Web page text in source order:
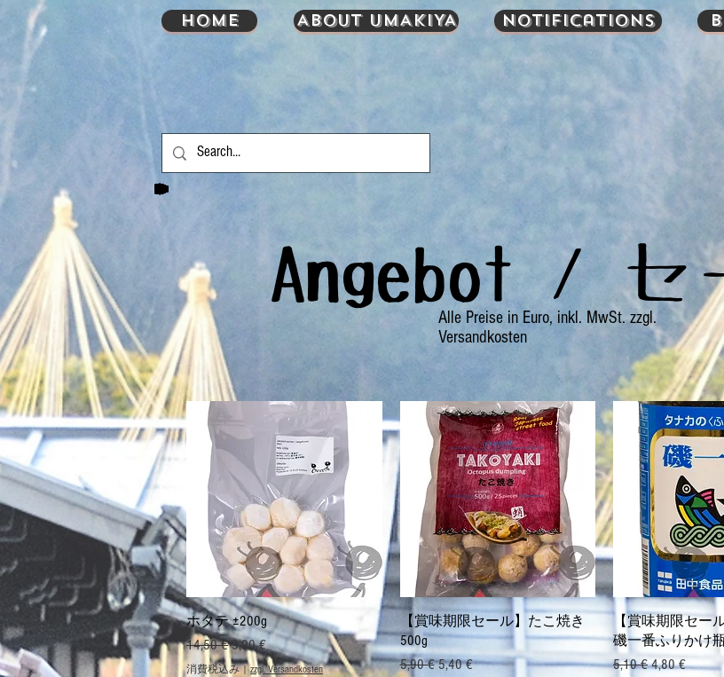
Angebot / セ
Alle Preise in Euro, inkl. MwSt. zzgl.
Versandkosten
クイックビュー
ホタテ ±200g
通常価格
14,50 €セール価格
9,90 €
消費税込み|zzgl. Versandkosten
クイックビュー
【賞味期限セール】たこ焼き
500g
通常価格
5,90 €セール価格
5,40 €
クイック
【賞味期限セー
磯一番ふりかけ
通常価格
5,10 €セール価格
4,80 €
HOME About UMAKIYA Notifications